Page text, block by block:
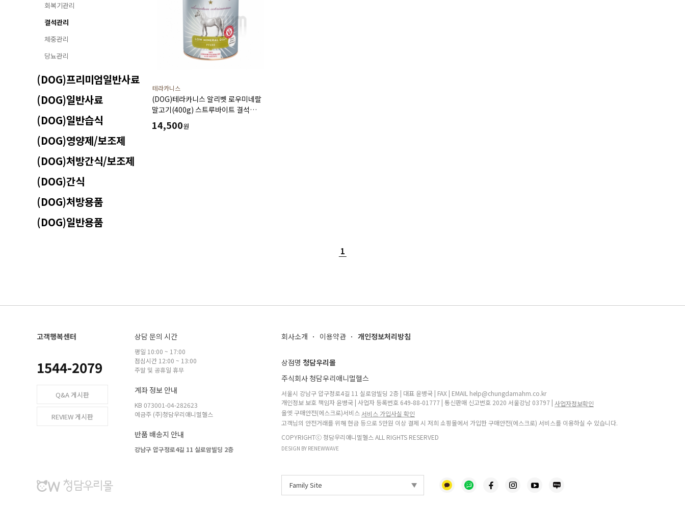
회복기관리
결석관리
체중관리
당뇨관리
(DOG)프리미엄일반사료
(DOG)일반사료
(DOG)일반습식
(DOG)영양제/보조제
(DOG)처방간식/보조제
(DOG)간식
(DOG)처방용품
(DOG)일반용품
테라카니스
(DOG)테라카니스 알리벳 로우미네랄
말고기(400g) 스트루바이트 결석
용해와 재발 감소에 도움을 주는 처방식
14,500원
1
고객행복센터
1544-2079
Q&A 게시판
REVIEW 게시판
상담 문의 시간
평일 10:00 ~ 17:00
점심시간 12:00 ~ 13:00
주말 및 공휴일 휴무
계좌 정보 안내
KB 073001-04-282623
예금주 (주)청담우리애니멀헬스
반품 배송지 안내
강남구 압구정로4길 11 실로암빌딩 2층
회사소개 이용약관 개인정보처리방침
상점명 청담우리몰
주식회사 청담우리애니멀헬스
서울시 강남구 압구정로4길 11 실로암빌딩 2층 | 대표 윤병국 | FAX | EMAIL help@chungdamahm.co.kr
개인정보 보호 책임자 윤병국 | 사업자 등록번호 649-88-01777 | 통신판매 신고번호 2020 서울강남 03797 | 사업자정보확인
올엣 구매안전(에스크로)서비스 서비스 가입사실 확인
고객님의 안전거래를 위해 현금 등으로 5만원 이상 결제 시 저희 쇼핑몰에서 가입한 구매안전(에스크로) 서비스를 이용하실 수 있습니다.
COPYRIGHTⓒ 청담우리애니멀헬스 ALL RIGHTS RESERVED
DESIGN BY RENEWWAVE